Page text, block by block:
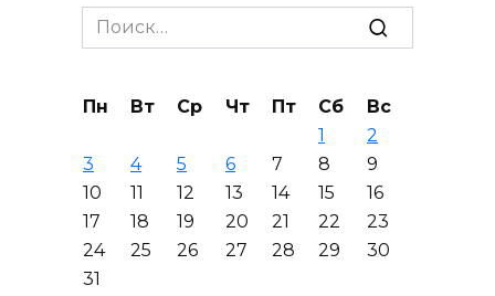
Search
for:
Пн Вт Ср Чт Пт Сб
Вс
1
2
3
4 5 6 7 8
9
10
11 12 13 14 15
16
17
18 19 20 21 22
23
24
25 26 27 28 29
30
31